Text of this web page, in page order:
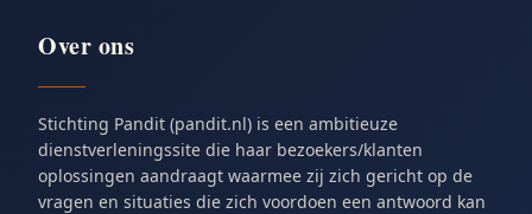
Over ons
Stichting Pandit (pandit.nl) is een ambitieuze
dienstverleningssite die haar bezoekers/klanten
oplossingen aandraagt waarmee zij zich gericht op de
vragen en situaties die zich voordoen een antwoord kan